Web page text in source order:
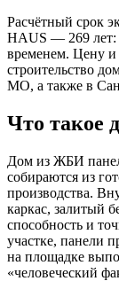
Расчётный срок
HAUS — 269 лет:
временем. Цену
строительство
МО, а также в
Что такое
Дом из ЖБИ
собираются из
производства.
каркас, залитый
способность и
участке, панели
на площадке
«человеческий